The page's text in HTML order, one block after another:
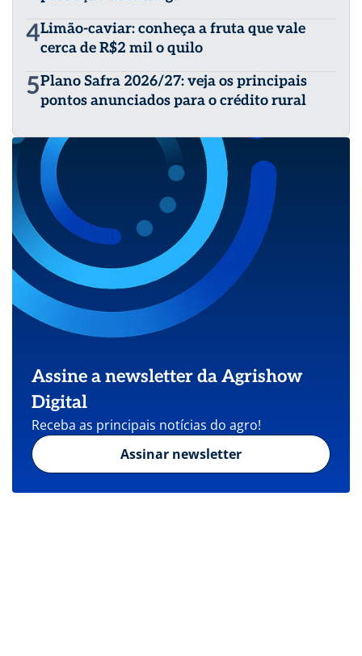
4Limão-caviar: conheça a fruta que vale
cerca de R$2 mil o quilo
5Plano Safra 2026/27: veja os principais
pontos anunciados para o crédito rural
Assine a newsletter da Agrishow
Digital
Receba as principais notícias do agro!
Assinar newsletter